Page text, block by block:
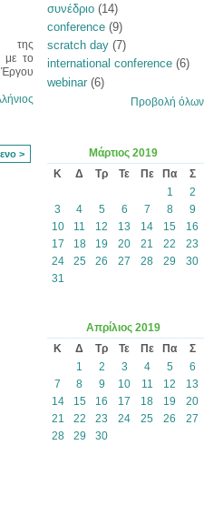
της
με το
>
συνέδριο(14)
conference(9)
scratch day(7)
international conference(6)
webinar(6)
Προβολή όλων
Μάρτιος 2019
Κ
Δ Τρ Τε Πε Πα
Σ
1
2
3
4 5 6 7 8
9
10
11 12 13 14 15
16
17
18 19 20 21 22
23
24
25 26 27 28 29
30
31
Απρίλιος 2019
Κ
Δ Τρ Τε Πε Πα
Σ
1
2 3 4 5
6
7
8 9 10 11 12
13
14
15 16 17 18 19
20
21
22 23 24 25 26
27
28
29 30